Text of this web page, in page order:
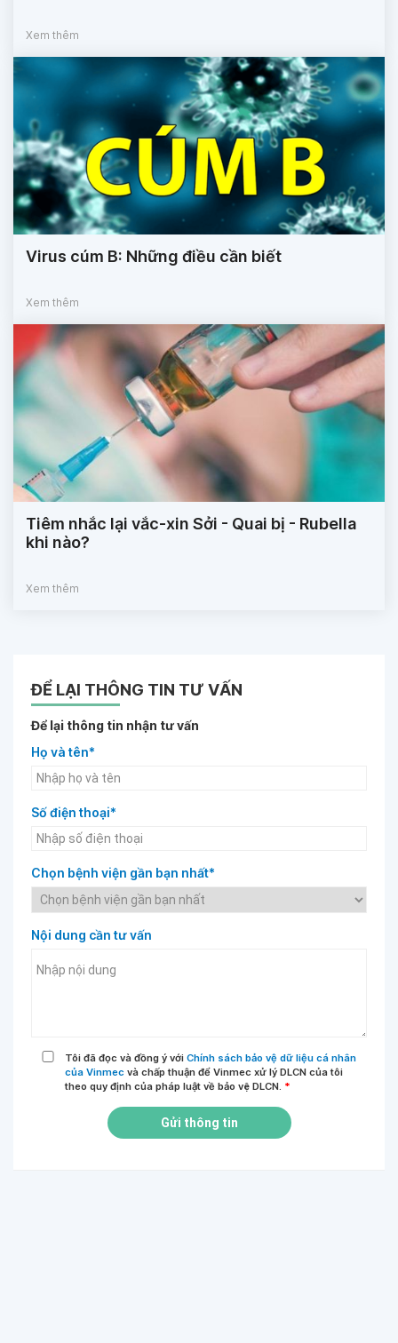
Xem thêm
Virus cúm B: Những điều cần biết
Xem thêm
Tiêm nhắc lại vắc-xin Sởi - Quai bị - Rubella
khi nào?
Xem thêm
ĐỂ LẠI THÔNG TIN TƯ VẤN
Để lại thông tin nhận tư vấn
Họ và tên*
Số điện thoại*
Chọn bệnh viện gần bạn nhất*
Nội dung cần tư vấn
Tôi đã đọc và đồng ý với Chính sách bảo vệ dữ liệu cá nhân
của Vinmec và chấp thuận để Vinmec xử lý DLCN của tôi
theo quy định của pháp luật về bảo vệ DLCN. *
Gửi thông tin